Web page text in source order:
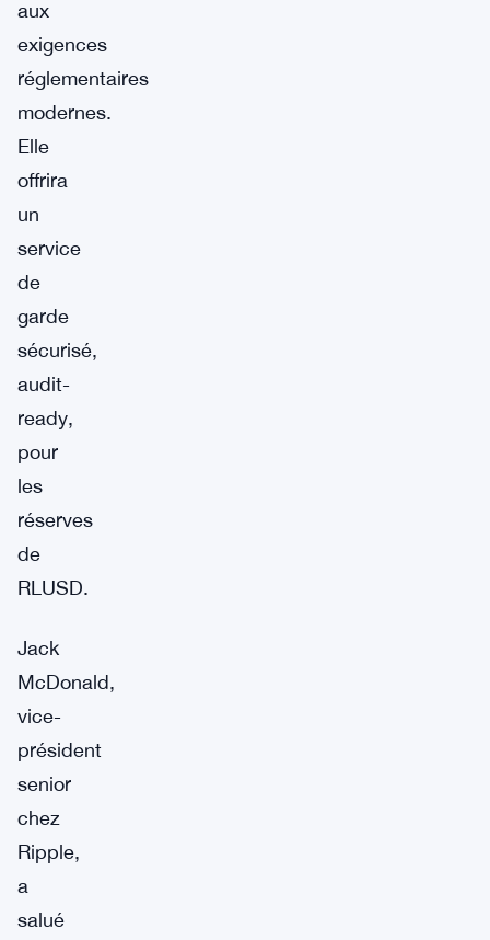
aux
exigences
réglementaires
modernes.
Elle
offrira
un
service
de
garde
sécurisé,
audit-
ready,
pour
les
réserves
de
RLUSD.
Jack
McDonald,
vice-
président
senior
chez
Ripple,
a
salué